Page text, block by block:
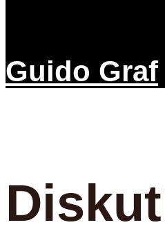
Guido Graf